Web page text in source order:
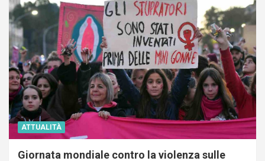
ATTUALITÀ
Giornata mondiale contro la violenza sulle